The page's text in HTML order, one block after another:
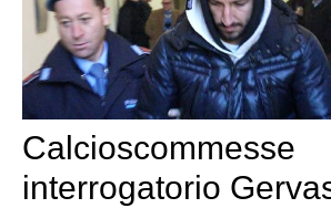
Calcioscommesse
interrogatorio